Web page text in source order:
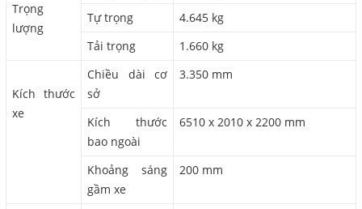
Trọng
lượng
Tự trọng
4.645 kg
Tải trọng
1.660 kg
Kích thước
xe
Chiều dài cơ
sở
3.350 mm
Kích thước
bao ngoài
6510 x 2010 x 2200 mm
Khoảng sáng
gầm xe
200 mm